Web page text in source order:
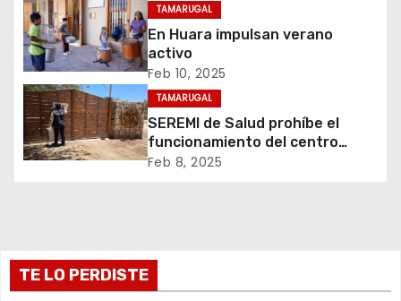
n
d
e
e
n
a
TAMARUGAL
En Huara impulsan verano
activo
Feb 10, 2025
TAMARUGAL
SEREMI de Salud prohíbe el
funcionamiento del centro
recreativo Tantakuy
Feb 8, 2025
TE LO PERDISTE